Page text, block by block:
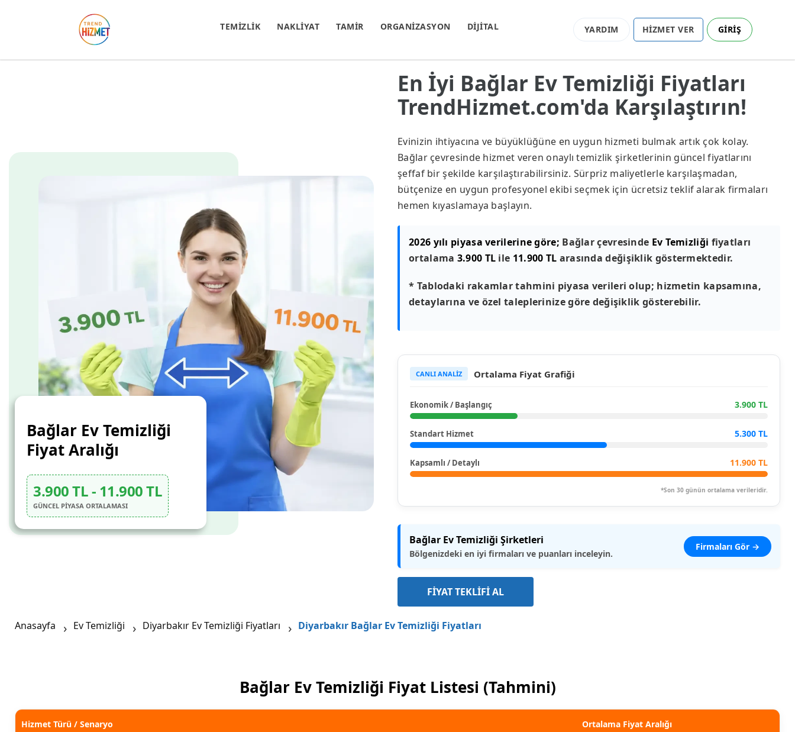
TEMİZLİK NAKLİYAT TAMİR ORGANİZASYON DİJİTAL YARDIM HİZMET VER GİRİŞ
En İyi Bağlar Ev Temizliği Fiyatları
TrendHizmet.com'da Karşılaştırın!
Evinizin ihtiyacına ve büyüklüğüne en uygun hizmeti bulmak artık çok kolay.
Bağlar çevresinde hizmet veren onaylı temizlik şirketlerinin güncel fiyatlarını
şeffaf bir şekilde karşılaştırabilirsiniz. Sürpriz maliyetlerle karşılaşmadan,
bütçenize en uygun profesyonel ekibi seçmek için ücretsiz teklif alarak firmaları
hemen kıyaslamaya başlayın.
2026 yılı piyasa verilerine göre; Bağlar çevresinde Ev Temizliği fiyatları
ortalama 3.900 TL ile 11.900 TL arasında değişiklik göstermektedir.
* Tablodaki rakamlar tahmini piyasa verileri olup; hizmetin kapsamına,
detaylarına ve özel taleplerinize göre değişiklik gösterebilir.
CANLI ANALİZ Ortalama Fiyat Grafiği
Ekonomik / Başlangıç 3.900 TL
Standart Hizmet 5.300 TL
Kapsamlı / Detaylı 11.900 TL
*Son 30 günün ortalama verileridir.
Bağlar Ev Temizliği Şirketleri
Bölgenizdeki en iyi firmaları ve puanları inceleyin.
Firmaları Gör →
FİYAT TEKLİFİ AL
Bağlar Ev Temizliği
Fiyat Aralığı
3.900 TL - 11.900 TL
GÜNCEL PİYASA ORTALAMASI
Anasayfa Ev Temizliği Diyarbakır Ev Temizliği Fiyatları Diyarbakır Bağlar Ev Temizliği Fiyatları
Bağlar Ev Temizliği Fiyat Listesi (Tahmini)
Hizmet Türü / Senaryo Ortalama Fiyat Aralığı